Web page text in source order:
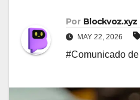
Por Blockvoz.xyz
MAY 22, 2026
#Comunicado